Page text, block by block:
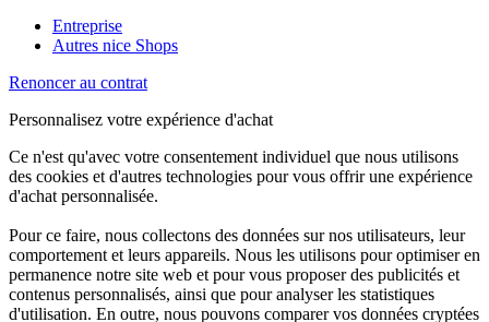
Entreprise
Autres nice Shops
Renoncer au contrat
Personnalisez votre expérience d'achat
Ce n'est qu'avec votre consentement individuel que nous utilisons
des cookies et d'autres technologies pour vous offrir une expérience
d'achat personnalisée.
Pour ce faire, nous collectons des données sur nos utilisateurs, leur
comportement et leurs appareils. Nous les utilisons pour optimiser en
permanence notre site web et pour vous proposer des publicités et
contenus personnalisés, ainsi que pour analyser les statistiques
d'utilisation. En outre, nous pouvons comparer vos données cryptées